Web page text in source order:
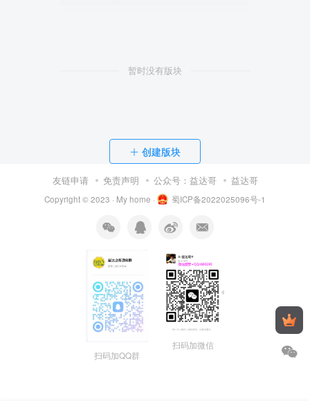
暂时没有版块
创建版块
友链申请 免责声明 公众号：益达哥 益达哥
Copyright © 2023 · My home · 蜀ICP备2022025096号-1
扫码加QQ群
扫码加微信